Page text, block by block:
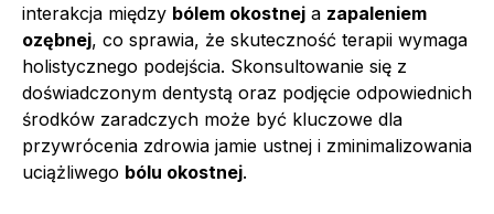
interakcja między bólem okostnej a zapaleniem
ozębnej, co sprawia, że skuteczność terapii wymaga
holistycznego podejścia. Skonsultowanie się z
doświadczonym dentystą oraz podjęcie odpowiednich
środków zaradczych może być kluczowe dla
przywrócenia zdrowia jamie ustnej i zminimalizowania
uciążliwego bólu okostnej.